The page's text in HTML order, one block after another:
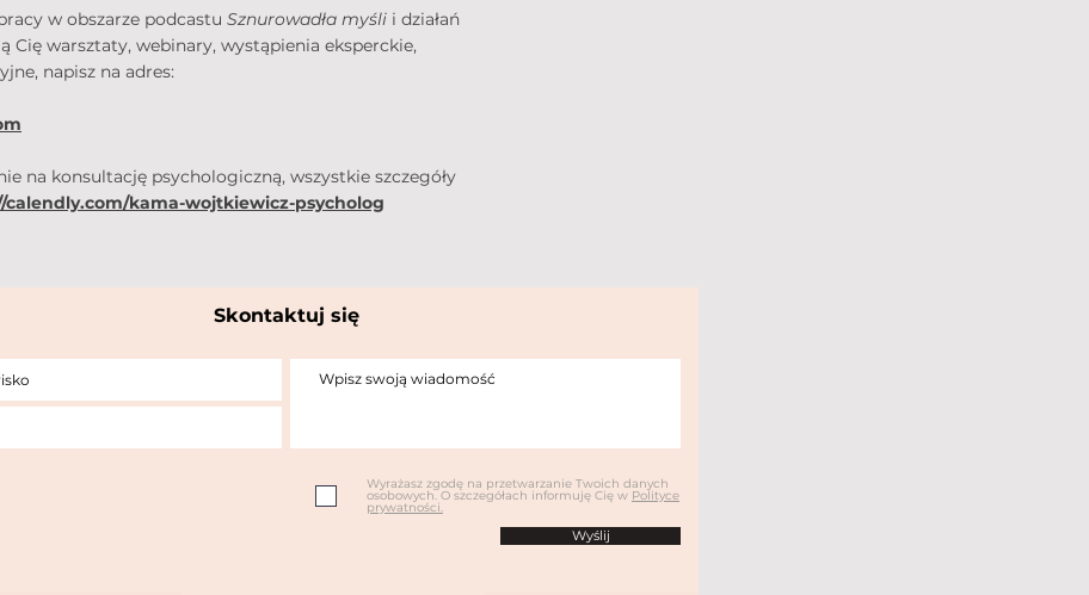
w obszarze podcastu Sznurowadła myśli i działań
Cię warsztaty, webinary, wystąpienia eksperckie,
napisz na adres:
na konsultację psychologiczną, wszystkie szczegóły
calendly.com/kama-wojtkiewicz-psycholog
Skontaktuj się
Wyrażasz zgodę na przetwarzanie Twoich danych
osobowych. O szczegółach informuję Cię w Polityce
prywatności.
Wyślij